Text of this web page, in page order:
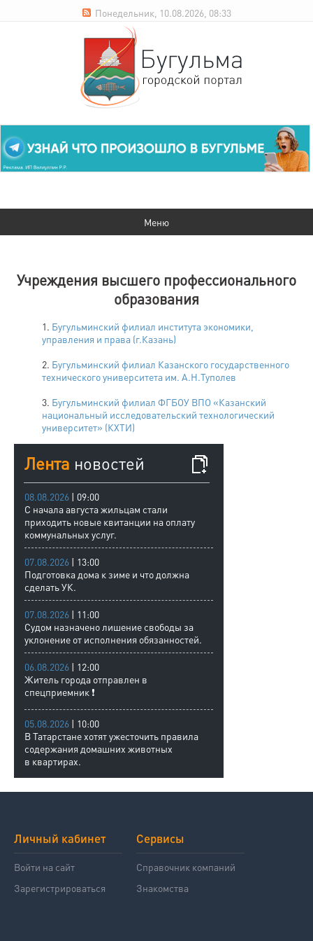
Понедельник, 10.08.2026, 08:33
Учреждения высшего профессионального
образования
1. Бугульминский филиал института экономики,
управления и права (г.Казань)
2. Бугульминский филиал Казанского государственного
технического университета им. А.Н.Туполев
3. Бугульминский филиал ФГБОУ ВПО «Казанский
национальный исследовательский технологический
университет» (КХТИ)
Лента новостей
08.08.2026 | 09:00
С начала августа жильцам стали
приходить новые квитанции на оплату
коммунальных услуг.
07.08.2026 | 13:00
Подготовка дома к зиме и что должна
сделать УК.
07.08.2026 | 11:00
Судом назначено лишение свободы за
уклонение от исполнения обязанностей.
06.08.2026 | 12:00
Житель города отправлен в
спецприемник ❗
05.08.2026 | 10:00
В Татарстане хотят ужесточить правила
содержания домашних животных
в квартирах.
Личный кабинет
Войти на сайт
Зарегистрироваться
Сервисы
Справочник компаний
Знакомства